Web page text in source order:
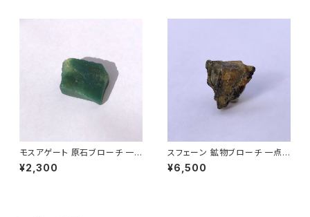
モスアゲート 原石ブローチ 一
点もの 鉱物 天然石 ハンドメイ
ド アクセサリー パワーストーン
¥2,300
スフェーン 鉱物ブローチ 一点も
の 原石 天然石 ハンドメイド ア
クセサリー パワーストーン (No.
¥6,500